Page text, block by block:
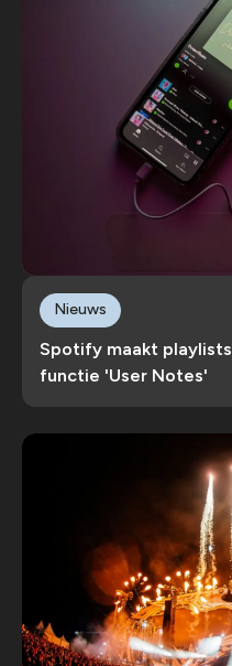
Spotify maakt
functie 'User Notes'
Nieuws